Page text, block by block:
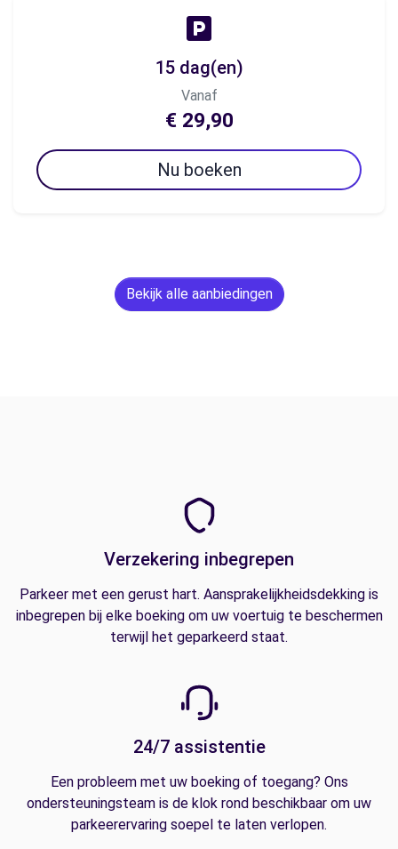
15 dag(en)
Vanaf
€ 29,90
Nu boeken
Bekijk alle aanbiedingen
Verzekering inbegrepen
Parkeer met een gerust hart. Aansprakelijkheidsdekking is
inbegrepen bij elke boeking om uw voertuig te beschermen
terwijl het geparkeerd staat.
24/7 assistentie
Een probleem met uw boeking of toegang? Ons
ondersteuningsteam is de klok rond beschikbaar om uw
parkeerervaring soepel te laten verlopen.